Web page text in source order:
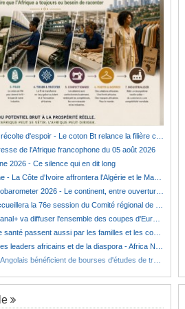
d'espoir - Le coton Bt relance la filière cotonnière à Lamu
de l'Afrique francophone du 05 août 2026
2026 - Ce silence qui en dit long
d'Ivoire affrontera l'Algérie et le Maroc fera face à l'Afrique du Sud en quarts
2026 - Le continent, entre ouverture commerciale et défiance migratoire
la 76e session du Comité régional de l'OMS pour le continent
diffuser l'ensemble des coupes d'Europe de football sur le continent
passent aussi par les familles et les communautés
et de la diaspora - Africa Next Awards veut célébrer l'excellence africaine à Paris
bénéficient de bourses d'études de troisième cycle au Royaume-Uni